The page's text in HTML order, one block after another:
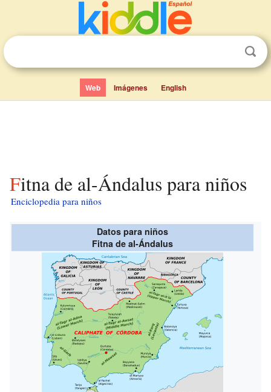
Web Imágenes English
Fitna de al-Ándalus para niños
Enciclopedia para niños
Datos para niños
Fitna de al-Ándalus